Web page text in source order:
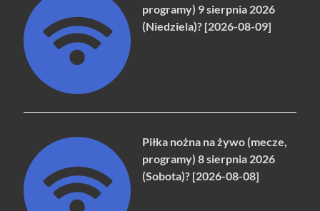
programy) 9 sierpnia 2026
(Niedziela)? [2026-08-09]
Piłka nożna na żywo (mecze,
programy) 8 sierpnia 2026
(Sobota)? [2026-08-08]